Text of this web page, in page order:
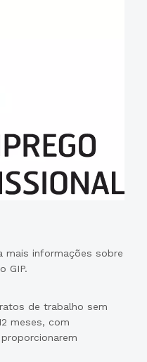
mais informações sobre
GIP.
de trabalho sem
meses, com